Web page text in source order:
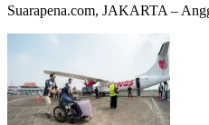
Suarapena.com, JAKARTA –